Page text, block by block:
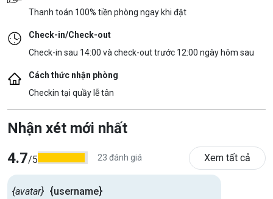
Thanh toán 100% tiền phòng ngay khi đặt
Check-in/Check-out
Check-in sau 14:00 và check-out trước 12:00 ngày hôm sau
Cách thức nhận phòng
Checkin tại quầy lễ tân
Nhận xét mới nhất
4.7/5 23 đánh giá Xem tất cả
{avatar} {username}